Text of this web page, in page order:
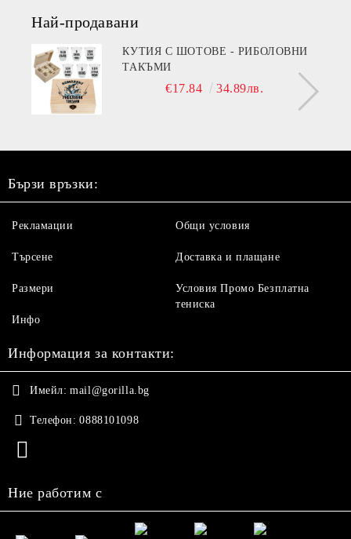
Най-продавани
КУТИЯ С ШОТОВЕ - РИБОЛОВНИ
ТАКЪМИ
€17.84 34.89лв.
Бързи връзки:
Рекламации
Търсене
Размери
Инфо
Общи условия
Доставка и плащане
Условия Промо Безплатна
тениска
Информация за контакти:
Имейл: mail@gorilla.bg
Телефон: 0888101098
Ние работим с